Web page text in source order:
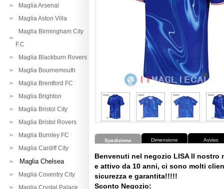
Maglia Arsenal
Maglia Aston Villa
Maglia Birmingham City
F.C
Maglia Blackburn Rovers
Maglia Bournemouth
Maglia Brentford FC
Maglia Brighton
Maglia Bristol City
Maglia Bristol Rovers
Maglia Burnley FC
Maglia Cardiff City
Maglia Chelsea
Maglia Coventry City
Maglia Crystal Palace
Spedizione Dimensione Avviso
Benvenuti nel negozio LISA Il nostro
e attivo da 10 anni, ci sono molti
sicurezza e garantita!!!!!
Sconto Negozio: